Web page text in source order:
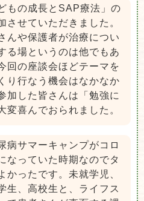
もの成長とSAP療法」の
させていただきました。
んや保護者が治療につい
る場というのは他でもあ
回の座談会ほどテーマを
り行なう機会はなかなか
加した皆さんは「勉強に
変喜んでおられました。
病サマーキャンプがコロ
なっていた時期なのでタ
かったです。未就学児、
生、高校生と、ライフス